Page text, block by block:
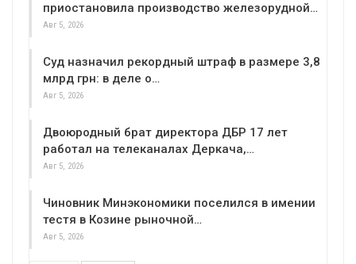
приостановила производство железорудной…
Авг 5, 2026
Суд назначил рекордный штраф в размере 3,8
млрд грн: в деле о…
Авг 5, 2026
Двоюродный брат директора ДБР 17 лет
работал на телеканалах Деркача,…
Авг 5, 2026
Чиновник Минэкономики поселился в имении
тестя в Козине рыночной…
Авг 5, 2026